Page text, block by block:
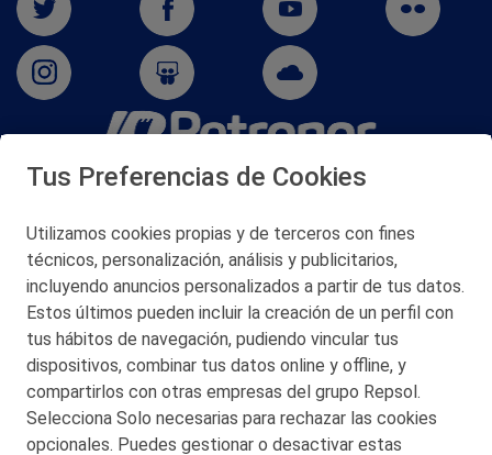
San Martín 5-Edificio Muñatones,
© 2026 Petronor S.A.
CONTACTO
MAPA WEB
Tus Preferencias de Cookies
Utilizamos cookies propias y de terceros con fines
técnicos, personalización, análisis y publicitarios,
incluyendo anuncios personalizados a partir de tus datos.
Estos últimos pueden incluir la creación de un perfil con
tus hábitos de navegación, pudiendo vincular tus
dispositivos, combinar tus datos online y offline, y
compartirlos con otras empresas del grupo Repsol.
Selecciona Solo necesarias para rechazar las cookies
opcionales. Puedes gestionar o desactivar estas